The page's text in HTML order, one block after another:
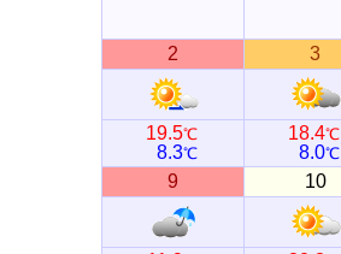
2 3
19.5℃
8.3℃
18.4℃
8.0℃
9 10